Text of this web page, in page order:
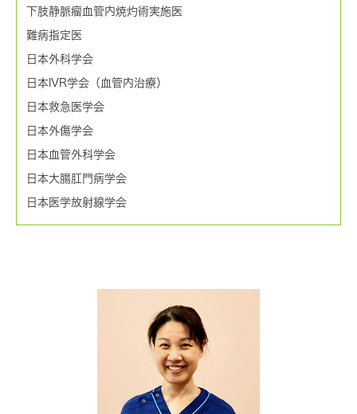
下肢静脈瘤血管内焼灼術実施医
難病指定医
日本外科学会
日本IVR学会（血管内治療）
日本救急医学会
日本外傷学会
日本血管外科学会
日本大腸肛門病学会
日本医学放射線学会